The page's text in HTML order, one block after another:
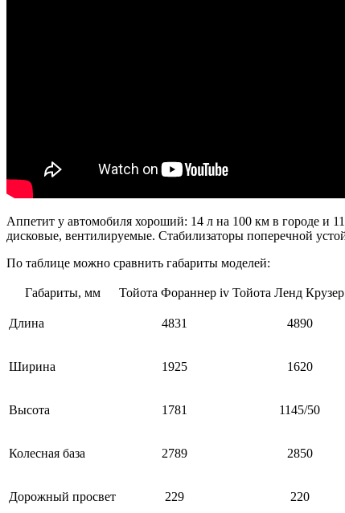
Аппетит у автомобиля хороший: 14 л на 100 км в городе и
дисковые, вентилируемые. Стабилизаторы поперечной
По таблице можно сравнить габариты моделей:
Габариты, мм Тойота Фораннер iv Тойота Ленд
Длина 4831 4890
Ширина 1925 1620
Высота 1781 1145/50
Колесная база 2789 2850
Дорожный просвет 229 220